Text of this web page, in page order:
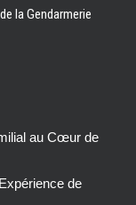
la Gendarmerie
au Cœur de
de